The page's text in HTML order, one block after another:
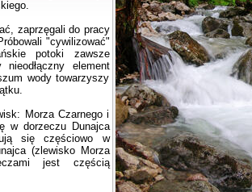
zaprzęgali do pracy
"cywilizować"
potoki zawsze
nieodłączny element
wody towarzyszy
Morza Czarnego i
w dorzeczu Dunajca
się częściowo w
(zlewisko Morza
jest częścią